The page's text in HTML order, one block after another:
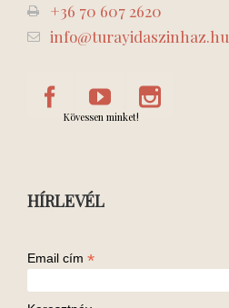
+36 70 607 2620
info@turayidaszinhaz.hu
Kövessen minket!
HÍRLEVÉL
Email cím *